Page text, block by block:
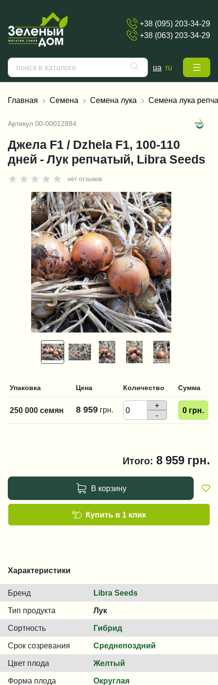
+38 (095) 203-34-29
+38 (063) 203-34-29
ua ru
Главная Семена Семена лука Семена лука
Артикул 00-00012884
Джела F1 / Dzhela F1, 100-110
дней - Лук репчатый, Libra Seeds
нет отзывов
Упаковка Цена Количество Сумма
250 000 семян 8 959 грн.
+
-
0 грн.
Итого: 8 959 грн.
В корзину
Купить в 1 клик
Характеристики
Бренд Libra Seeds
Тип продукта Лук
Сортность Гибрид
Срок созревания Среднепоздний
Цвет плода Желтый
Форма плода Округлая